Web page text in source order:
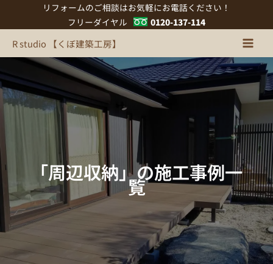
ッ
プ
リフォームのご相談はお気軽にお電話ください！
フリーダイヤル
0120-137-114
R studio 【くぼ建築工房】
「周辺収納」の施工事例一
覧